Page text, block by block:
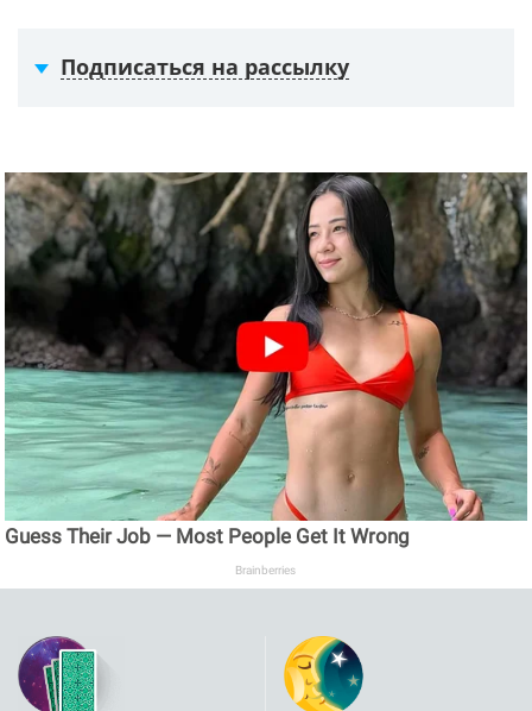
Подписаться на рассылку
Guess Their Job — Most People Get It Wrong
Brainberries